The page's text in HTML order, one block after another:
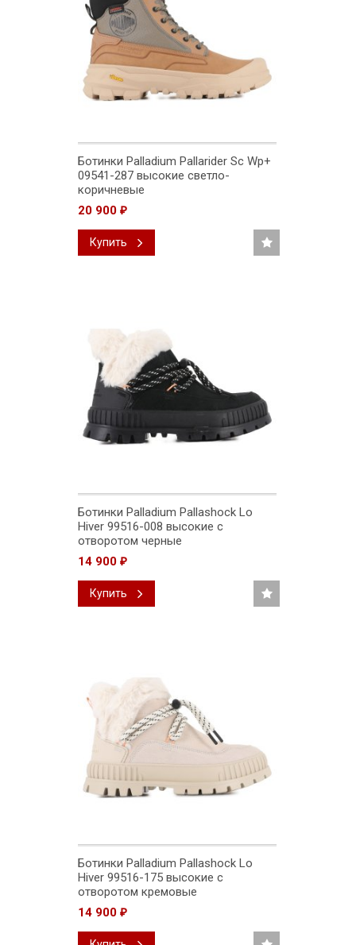
Ботинки Palladium Pallarider Sc Wp+
09541-287 высокие светло-
коричневые
20 900 ₽
Купить
Ботинки Palladium Pallashock Lo
Hiver 99516-008 высокие с
отворотом черные
14 900 ₽
Купить
Ботинки Palladium Pallashock Lo
Hiver 99516-175 высокие с
отворотом кремовые
14 900 ₽